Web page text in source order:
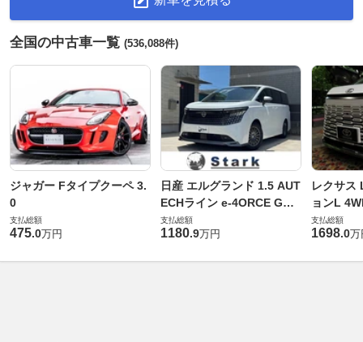
全国の中古車一覧 (536,088件)
ジャガー Fタイプクーペ 3.
0
支払総額
475.0万円
日産 エルグランド 1.5 AUT
ECHライン e-4ORCE Gス
ペック 4WD
支払総額
1180.9万円
レクサス
ョンL
支払総額
1698.0万